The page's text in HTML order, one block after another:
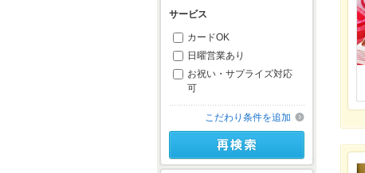
サービス
カードOK
日曜営業あり
お祝い・サプライズ対応
可
こだわり条件を追加